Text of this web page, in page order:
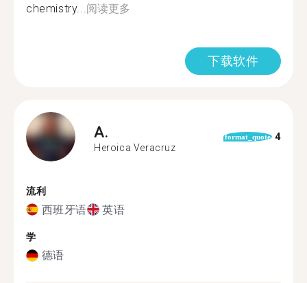
chemistry...阅读更多
下载软件
A.
Heroica Veracruz
format_quote 4
流利
西班牙语 英语
学
德语